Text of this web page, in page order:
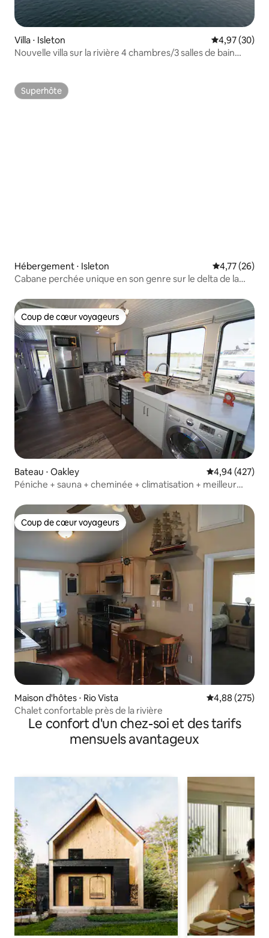
Villa ⋅ Isleton Évaluation
4,97 (30)
Nouvelle villa sur la rivière 4 chambres/3 salles de bain
Superhôte
Superhôte
Hébergement ⋅ Isleton Évaluation
4,77 (26)
Cabane perchée unique en son genre sur le delta de la
Coup de cœur voyageurs
Coup de cœur voyageurs
Bateau ⋅ Oakley Évaluation
4,94 (427)
Péniche + sauna + cheminée + climatisation + meilleur
Coup de cœur voyageurs
Coup de cœur voyageurs
Maison d'hôtes ⋅ Rio Vista Évaluation
4,88 (275)
Chalet confortable près de la rivière
Le confort d'un chez-soi et des tarifs
mensuels avantageux